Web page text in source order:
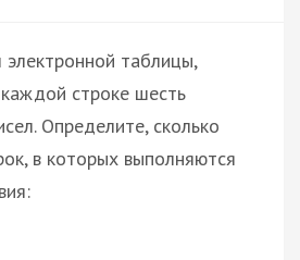
таблицы,
строке шесть
Определите, сколько
в которых выполняются